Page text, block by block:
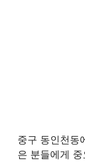
중구 동인천동
은 분들에게